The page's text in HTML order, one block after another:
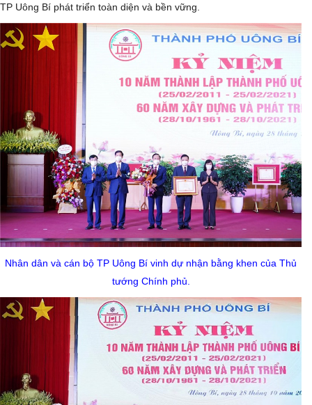
TP Uông Bí phát triển toàn diện và bền vững.
Nhân dân và cán bộ TP Uông Bí vinh dự nhận bằng khen của Thủ
tướng Chính phủ.